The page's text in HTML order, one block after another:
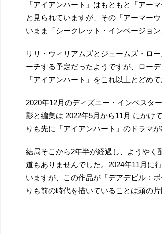
「アイアンハート」はもともと「アー
と見られていますが、その「アーマー
いまま「シークレット・インベージョ
リリ・ウィリアムズとジェームズ・ロ
ーチする予定だったようですが、ロー
「アイアンハート」をこれ以上とどめ
2020年12月のディズニー・インベスタ
影と編集は 2022年5月から11月 にかけ
りも先に「アイアンハート」のドラマ
結局そこから2年半が経過し、ようやく
道もありませんでした。2024年11月に
いますが、この作品が「デアデビル：
りも前の時代を描いていることは頭の